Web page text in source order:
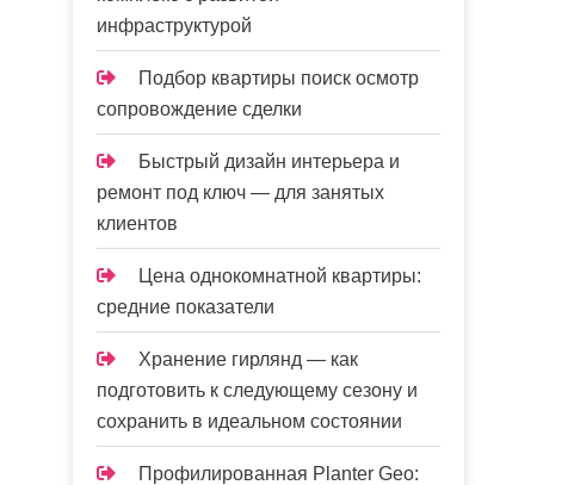
инфраструктурой
Подбор квартиры поиск осмотр
сопровождение сделки
Быстрый дизайн интерьера и
ремонт под ключ — для занятых
клиентов
Цена однокомнатной квартиры:
средние показатели
Хранение гирлянд — как
подготовить к следующему сезону и
сохранить в идеальном состоянии
Профилированная Planter Geo: